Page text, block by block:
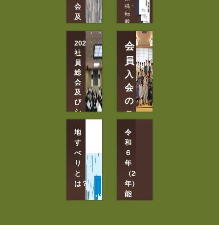
会
及
地
見
学
会
9
月
～
18
日
群
馬
県
崎
2026
社
員
総
会
及
び
シ
ン
ポ
ジ
ウ
ム
6
月
日
地
す
べ
り
と
は？
稿・
転
載
願
閲
覧
（J-
Stage）
特
集
号
内
会
員
入
会
の
ご
案
内
会
員
情
報
の
確
認
令
和
６
年
（2024
年）
能
島